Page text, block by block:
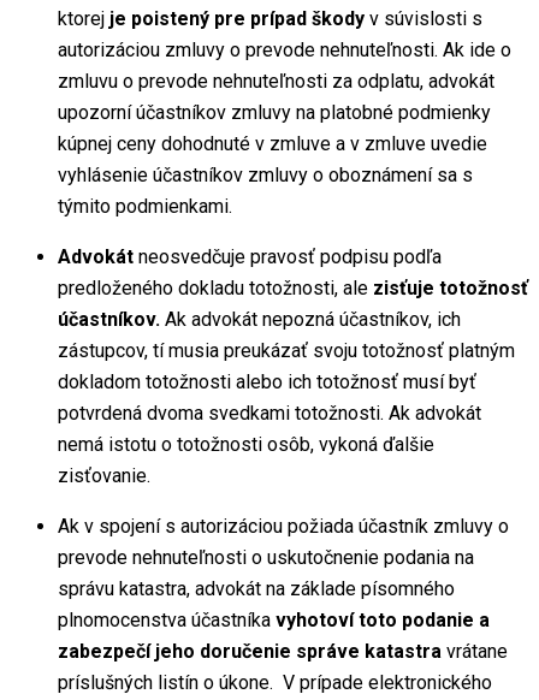
ktorej je poistený pre prípad škody v súvislosti s
autorizáciou zmluvy o prevode nehnuteľnosti. Ak ide o
zmluvu o prevode nehnuteľnosti za odplatu, advokát
upozorní účastníkov zmluvy na platobné podmienky
kúpnej ceny dohodnuté v zmluve a v zmluve uvedie
vyhlásenie účastníkov zmluvy o oboznámení sa s
týmito podmienkami.
Advokát neosvedčuje pravosť podpisu podľa
predloženého dokladu totožnosti, ale zisťuje totožnosť
účastníkov. Ak advokát nepozná účastníkov, ich
zástupcov, tí musia preukázať svoju totožnosť platným
dokladom totožnosti alebo ich totožnosť musí byť
potvrdená dvoma svedkami totožnosti. Ak advokát
nemá istotu o totožnosti osôb, vykoná ďalšie
zisťovanie.
Ak v spojení s autorizáciou požiada účastník zmluvy o
prevode nehnuteľnosti o uskutočnenie podania na
správu katastra, advokát na základe písomného
plnomocenstva účastníka vyhotoví toto podanie a
zabezpečí jeho doručenie správe katastra vrátane
príslušných listín o úkone. V prípade elektronického